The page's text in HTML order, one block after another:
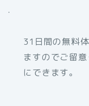
.
31日間の無料
ますのでご留
にできます。